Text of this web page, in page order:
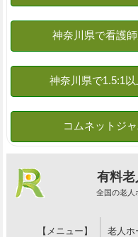
有料老
全国の老人
【メニュー】 老人ホ